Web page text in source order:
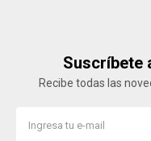
Suscríbete
Recibe todas las